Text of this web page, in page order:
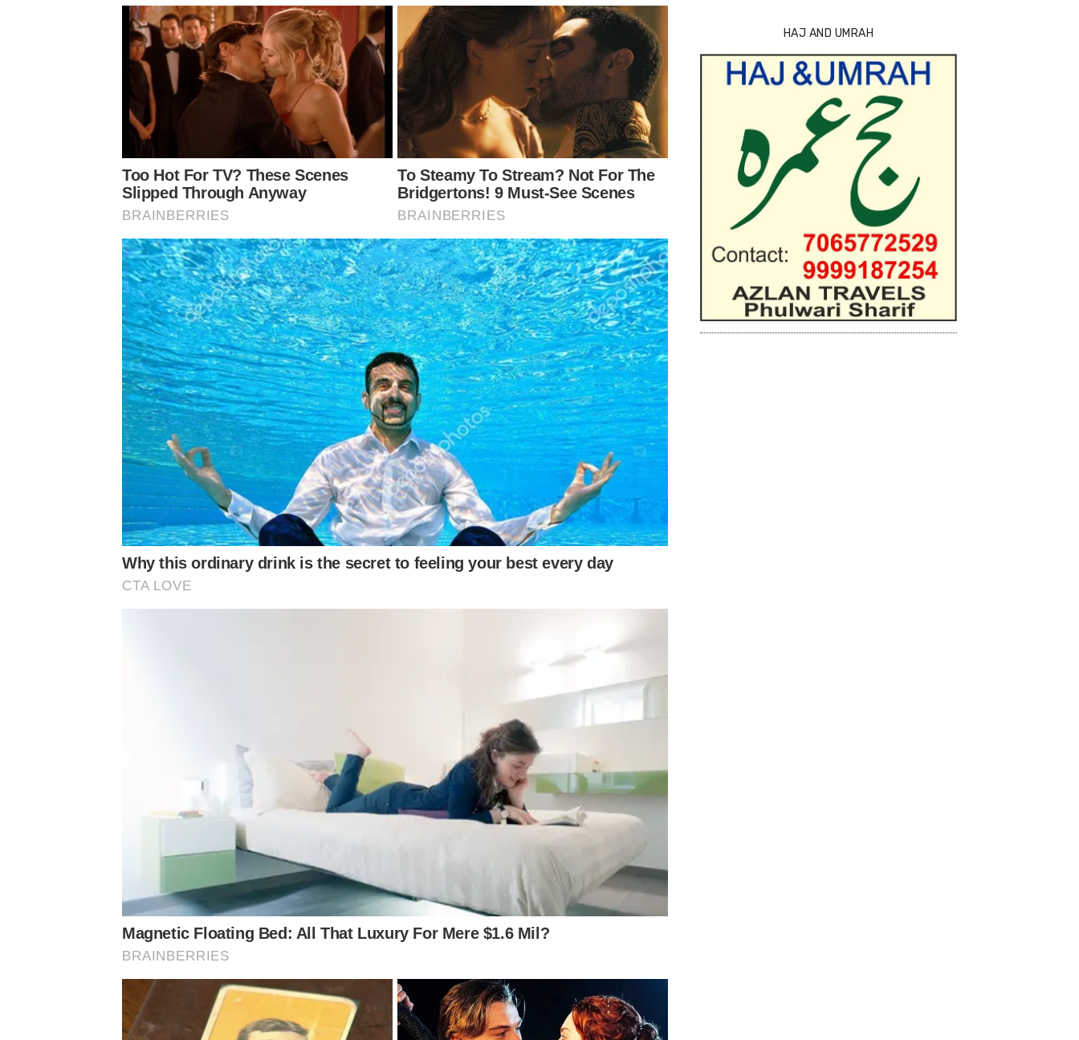
HAJ AND UMRAH